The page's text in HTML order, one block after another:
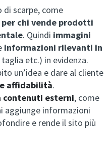
di scarpe, come
per chi vende prodotti
. Quindi immagini
informazioni rilevanti in
etc.) in evidenza.
un’idea e dare al cliente
affidabilità.
contenuti esterni, come
aggiunge informazioni
e rende il sito più